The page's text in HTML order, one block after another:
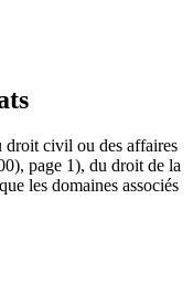
droit civil ou des affaires
page 1), du droit de la
les domaines associés